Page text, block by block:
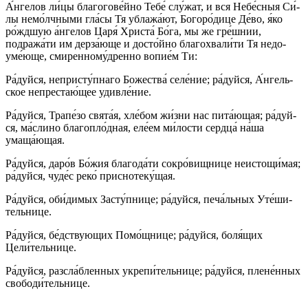
А́н­ге­лов ли́­цы бла­го­го­ве́й­но Те­бе́ слу́жат, и вся Не­бе́с­ныя Си́­
лы немо́лчными гла́сы Тя ублажа́ют, Бо­го­ро́­ди­це Де́­во, я́ко
ро́ждшую а́н­ге­лов Ца­ря́ Хри­ста́ Бо́­га, мы же гре́ш­нии,
подража́ти им дерза́юще и досто́йно бла­го­хва­ли́ти Тя не­до­
уме́ю­ще, сми­рен­но­му́д­рен­но во­пи­е́м Ти:
Ра́­дуй­ся, непристу́пнаго Бо­же­ства́ се­ле́­ние; ра́­дуй­ся, А́н­гель­
ское непрестаю́щее удив­ле́­ние.
Ра́­дуй­ся, Трапе́зо свя­та́я, хле́бом жи́з­ни нас пита́ющая; ра́­дуй­
ся, ма́слино благопло́дная, еле́ем ми́­лос­ти серд­ца́ на́­ша
умаща́ющая.
Ра́­дуй­ся, да­ро́в Бо́­жия бла­го­да́­ти сокро́вищнице неистощи́мая;
ра́­дуй­ся, чу­де́с ре­ко́ приснотеку́щая.
Ра́­дуй­ся, оби́­ди­мых За­сту́п­ни­це; ра́­дуй­ся, пе­ча́ль­ных Уте́­ши­
тель­ни­це.
Ра́­дуй­ся, бе́дствующих По­мо́щ­ни­це; ра́­дуй­ся, бо­ля́­щих
Цели́тельнице.
Ра́­дуй­ся, разсла́бленных укрепи́тельнице; ра́­дуй­ся, плене́нных
свободи́тельнице.